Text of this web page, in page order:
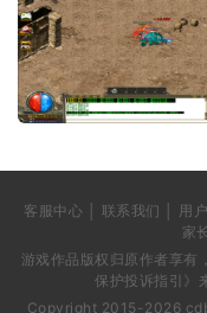
客服中心 │ 联系我们 │ 用
家
游戏作品版权归原作者享有
保护投诉指引》
Copyright 2015-2026